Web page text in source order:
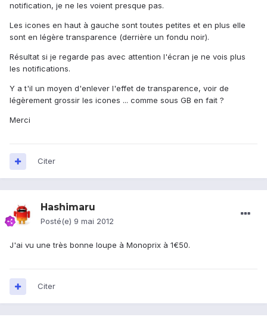
notification, je ne les voient presque pas.
Les icones en haut à gauche sont toutes petites et en plus elle
sont en légère transparence (derrière un fondu noir).
Résultat si je regarde pas avec attention l'écran je ne vois plus
les notifications.
Y a t'il un moyen d'enlever l'effet de transparence, voir de
légèrement grossir les icones ... comme sous GB en fait ?
Merci
Citer
Hashimaru
Posté(e) 9 mai 2012
J'ai vu une très bonne loupe à Monoprix à 1€50.
Citer